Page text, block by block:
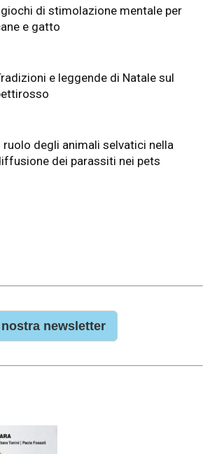
giochi di stimolazione mentale per
e gatto
e leggende di Natale sul
ruolo degli animali selvatici nella
dei parassiti nei pets
newsletter